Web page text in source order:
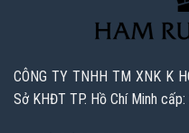
CÔNG TY TNHH TM XNK K
Sở KHĐT TP. Hồ Chí Minh